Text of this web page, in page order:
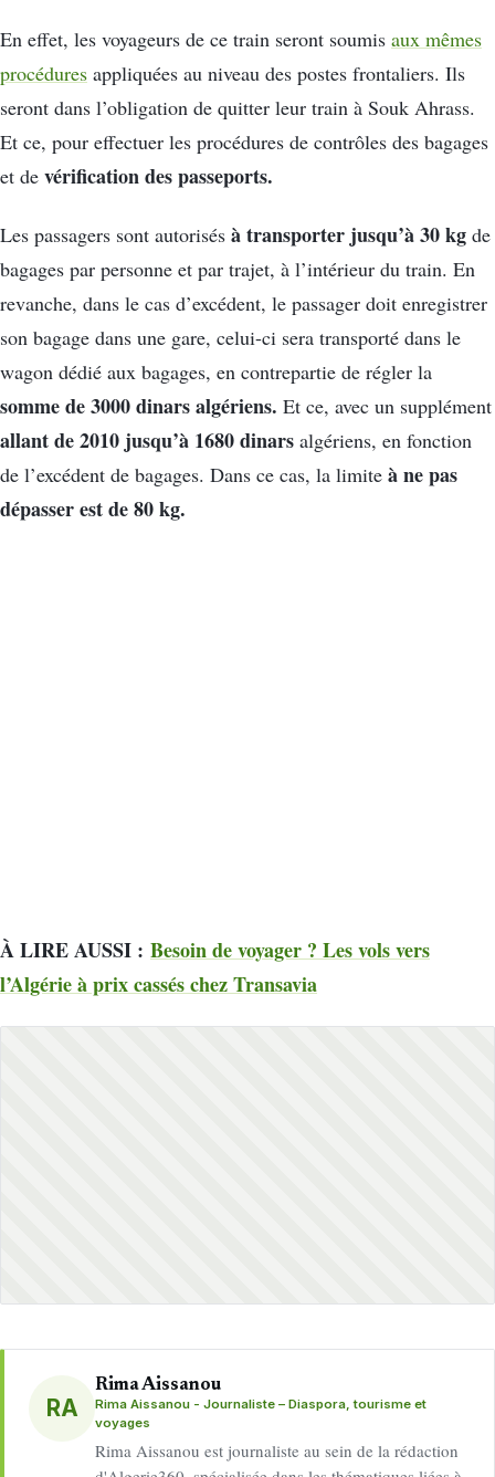
En effet, les voyageurs de ce train seront soumis aux mêmes
procédures appliquées au niveau des postes frontaliers. Ils
seront dans l’obligation de quitter leur train à Souk Ahrass.
Et ce, pour effectuer les procédures de contrôles des bagages
et de vérification des passeports.
Les passagers sont autorisés à transporter jusqu’à 30 kg de
bagages par personne et par trajet, à l’intérieur du train. En
revanche, dans le cas d’excédent, le passager doit enregistrer
son bagage dans une gare, celui-ci sera transporté dans le
wagon dédié aux bagages, en contrepartie de régler la
somme de 3000 dinars algériens. Et ce, avec un supplément
allant de 2010 jusqu’à 1680 dinars algériens, en fonction
de l’excédent de bagages. Dans ce cas, la limite à ne pas
dépasser est de 80 kg.
À LIRE AUSSI : Besoin de voyager ? Les vols vers
l’Algérie à prix cassés chez Transavia
RA
Rima Aissanou
Rima Aissanou - Journaliste – Diaspora, tourisme et
voyages
Rima Aissanou est journaliste au sein de la rédaction